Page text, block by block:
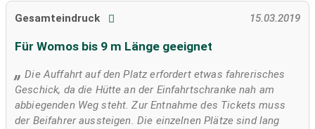
Gesamteindruck 15.03.2019
Für Womos bis 9 m Länge geeignet
Die Auffahrt auf den Platz erfordert etwas fahrerisches
Geschick, da die Hütte an der Einfahrtschranke nah am
abbiegenden Weg steht. Zur Entnahme des Tickets muss
der Beifahrer aussteigen. Die einzelnen Plätze sind lang